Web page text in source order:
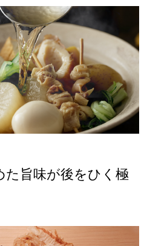
た旨味が後をひく極